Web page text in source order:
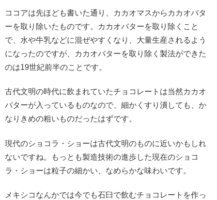
ココアは先ほども書いた通り、カカオマスからカカオバタ
ーを取り除いたものです。カカオバターを取り除くこと
で、水や牛乳などに混ぜやすくなり、大量生産されるよう
になったのですが、カカオバターを取り除く製法ができた
のは19世紀前半のことです。
古代文明の時代に飲まれていたチョコレートは当然カカオ
バターが入っているものなので、細かくすり潰しても、か
なりきめの粗いものだったはずです。
現代のショコラ・ショーは古代文明のものに近いかもしれ
ないですね。もっとも製造技術の進歩した現在のショコ
ラ・ショーは粒子の細かい、なめらかな味わいです。
メキシコなんかでは今でも石臼で飲むチョコレートを作っ